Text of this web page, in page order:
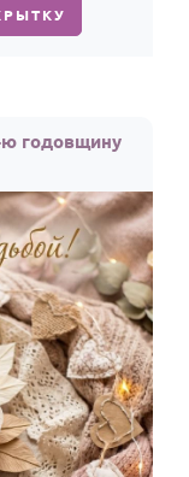
ю годовщину